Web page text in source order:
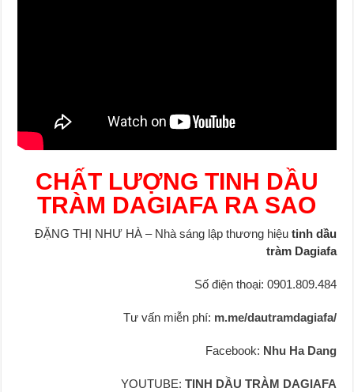
CHẤT LƯỢNG TINH DẦU
TRÀM DAGIAFA RA SAO
ĐẶNG THỊ NHƯ HÀ – Nhà sáng lập thương hiệu tinh dầu
tràm Dagiafa
Số điện thoại: 0901.809.484
Tư vấn miễn phí: m.me/dautramdagiafa/
Facebook: Nhu Ha Dang
YOUTUBE: TINH DẦU TRÀM DAGIAFA